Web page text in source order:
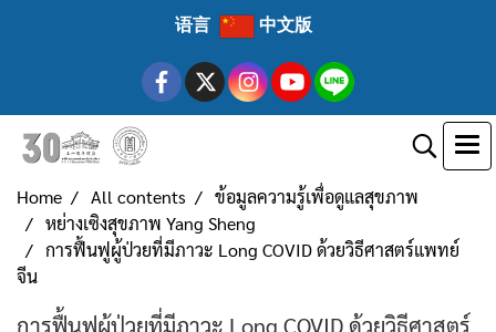
语言 中文版
Home All contents
ข้อมูลความรู้เพื่อดูแลสุขภาพ
หย่างเซิงสุขภาพ Yang Sheng
การฟื้นฟูผู้ป่วยที่มีภาวะ Long COVID ด้วยวิธีศาสตร์แพทย์
จีน
การฟื้นฟูผู้ป่วยที่มีภาวะ Long COVID ด้วยวิธีศาสตร์